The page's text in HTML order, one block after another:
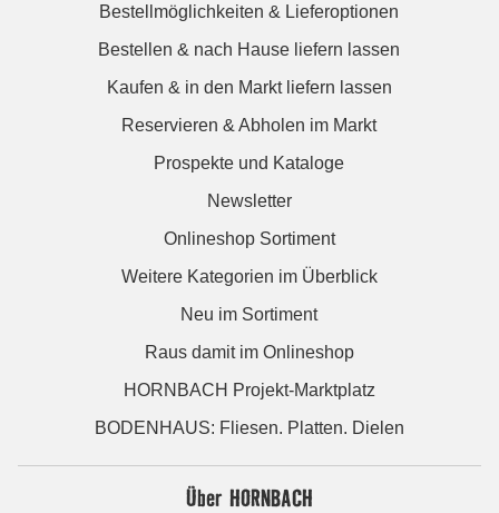
Bestellmöglichkeiten & Lieferoptionen
Bestellen & nach Hause liefern lassen
Kaufen & in den Markt liefern lassen
Reservieren & Abholen im Markt
Prospekte und Kataloge
Newsletter
Onlineshop Sortiment
Weitere Kategorien im Überblick
Neu im Sortiment
Raus damit im Onlineshop
HORNBACH Projekt-Marktplatz
BODENHAUS: Fliesen. Platten. Dielen
Über HORNBACH